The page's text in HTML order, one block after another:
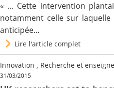
« … Cette intervention
notamment celle sur
anticipée…
Lire l'article complet
Innovation , Recherche et
31/03/2015